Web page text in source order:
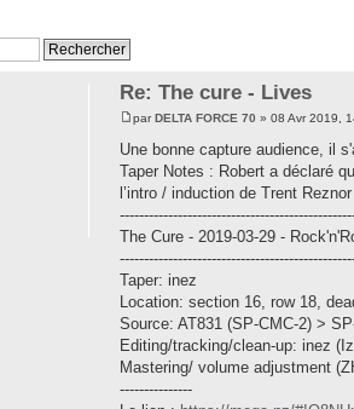
Re: The cure - Lives
parDELTA FORCE 70 » 08 Avr 2019,
Une bonne capture audience, il
Taper Notes : Robert a déclaré
l’intro / induction de Trent
The Cure - 2019-03-29 -
Taper: inez
Location: section 16, row 18,
Source: AT831 (SP-CMC-2) >
Editing/tracking/clean-up: inez
Mastering/ volume adjustment
---------------